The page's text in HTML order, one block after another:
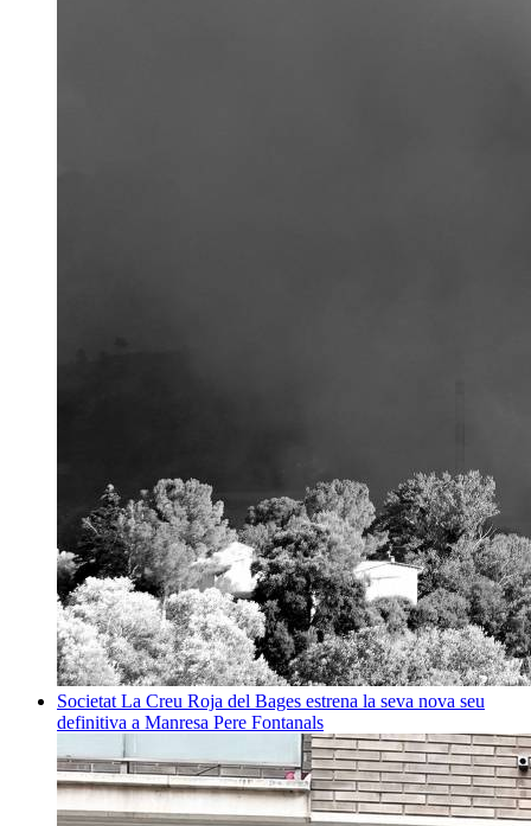
Societat La Creu Roja del Bages estrena la seva nova seu
definitiva a Manresa Pere Fontanals